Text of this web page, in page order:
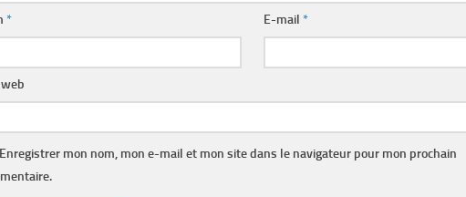
* E-mail*
Enregistrer mon nom, mon e-mail et mon site dans le navigateur pour mon prochain